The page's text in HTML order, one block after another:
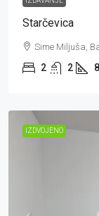
Starčevica
Sime Miljuša,
2 2
IZDVOJENO